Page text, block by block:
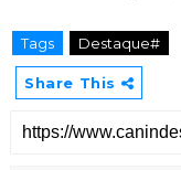
Tags Destaque#
Share This